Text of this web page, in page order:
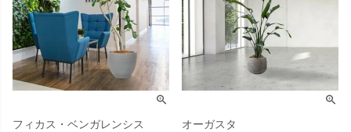
フィカス・ベンガレンシス
オーガスタ